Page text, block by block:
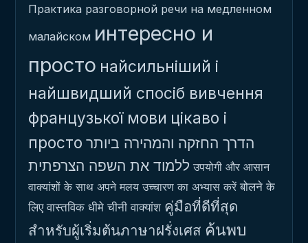
Практика разговорной речи на медленном
малайском интересно и
просто найсильніший і
найшвидший спосіб вивчення
французької мови цікаво і
просто הדרך החזקה והמהירה ביותר
ללמוד את השפה הצרפתית उपयोगी और आसान
वाक्यांशों के साथ अपने मलय उच्चारण का अभ्यास करें बोलने के
लिए वास्तविक धीमे चीनी वाक्यांश คู่มือที่ดีที่สุด
สำหรับผู้เริ่มต้นภาษาฝรั่งเศส ค้นพบ